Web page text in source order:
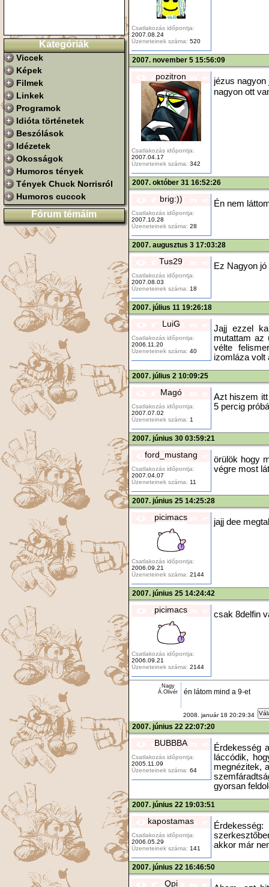
Kategóriák
Viccek
Képek
Filmek
Linkek
Programok
Idióta történetek
Beszólások
Idézetek
Okosságok
Humoros tények
Tények Chuck Norrisról
Humoros cuccok
Fórum témáim
Csatlakozás időpontja:
2007.08.24
Üzeneteinek száma: 520
2007. november 5 15:56:09
pozitron
Csatlakozás időpontja:
2007.04.17
Üzeneteinek száma: 342
jézus
nagyon ott
2007. október 31 16:52:26
brig:))
Csatlakozás időpontja:
2007.10.28
Üzeneteinek száma: 28
Én nem
2007. augusztus 3 17:03:28
Tus29
Csatlakozás időpontja:
2007.08.03
Üzeneteinek száma: 18
Ez Nagyon
2007. július 11 19:26:18
LuiG
Csatlakozás időpontja:
2006.11.20
Üzeneteinek száma: 40
Jajj ezzel
mutattam az
vélte
izomláza volt
2007. július 2 10:09:25
Magó
Csatlakozás időpontja:
2007.07.02
Üzeneteinek száma: 1
Azt hiszem
5 percig
2007. június 30 03:59:21
ford_mustang
Csatlakozás időpontja:
2007.04.07
Üzeneteinek száma: 11
örülök hogy
végre most
2007. június 25 14:25:28
picimacs
Csatlakozás időpontja:
2006.09.21
Üzeneteinek száma: 2144
jajj dee
2007. június 25 14:24:42
picimacs
Csatlakozás időpontja:
2006.09.21
Üzeneteinek száma: 2144
csak 8delfin
Nagy
Á.Olivér
én látom mind a 9-et
2008. január 18 20:29:34
2007. június 22 22:07:20
BUBBBA
Csatlakozás időpontja:
2005.11.09
Üzeneteinek száma: 64
Érdekesség
láccódik,
megnézitek,
gyorsan
2007. június 22 19:03:51
kapostamas
Csatlakozás időpontja:
2006.05.29
Üzeneteinek száma: 141
akkor már
2007. június 22 16:46:50
Qpi